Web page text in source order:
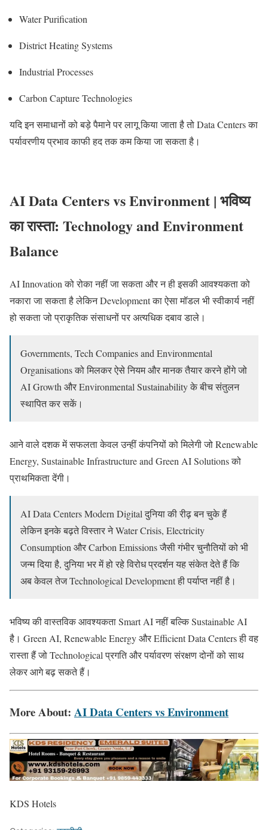
Water Purification
District Heating Systems
Industrial Processes
Carbon Capture Technologies
यदि इन समाधानों को बड़े पैमाने पर लागू किया जाता है तो Data Centers का
पर्यावरणीय प्रभाव काफी हद तक कम किया जा सकता है।
AI Data Centers vs Environment | भविष्य
का रास्ता: Technology and Environment
Balance
AI Innovation को रोका नहीं जा सकता और न ही इसकी आवश्यकता को
नकारा जा सकता है लेकिन Development का ऐसा मॉडल भी स्वीकार्य नहीं
हो सकता जो प्राकृतिक संसाधनों पर अत्यधिक दबाव डाले।
Governments, Tech Companies and Environmental
Organisations को मिलकर ऐसे नियम और मानक तैयार करने होंगे जो
AI Growth और Environmental Sustainability के बीच संतुलन
स्थापित कर सकें।
आने वाले दशक में सफलता केवल उन्हीं कंपनियों को मिलेगी जो Renewable
Energy, Sustainable Infrastructure and Green AI Solutions को
प्राथमिकता देंगी।
AI Data Centers Modern Digital दुनिया की रीढ़ बन चुके हैं
लेकिन इनके बढ़ते विस्तार ने Water Crisis, Electricity
Consumption और Carbon Emissions जैसी गंभीर चुनौतियों को भी
जन्म दिया है, दुनिया भर में हो रहे विरोध प्रदर्शन यह संकेत देते हैं कि
अब केवल तेज Technological Development ही पर्याप्त नहीं है।
भविष्य की वास्तविक आवश्यकता Smart AI नहीं बल्कि Sustainable AI
है। Green AI, Renewable Energy और Efficient Data Centers ही वह
रास्ता हैं जो Technological प्रगति और पर्यावरण संरक्षण दोनों को साथ
लेकर आगे बढ़ सकते हैं।
More About: AI Data Centers vs Environment
KDS Hotels